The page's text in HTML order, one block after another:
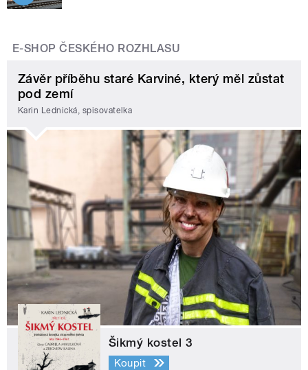
E-SHOP ČESKÉHO ROZHLASU
Závěr příběhu staré Karviné, který měl zůstat
pod zemí
Karin Lednická, spisovatelka
Šikmý kostel 3
Koupit